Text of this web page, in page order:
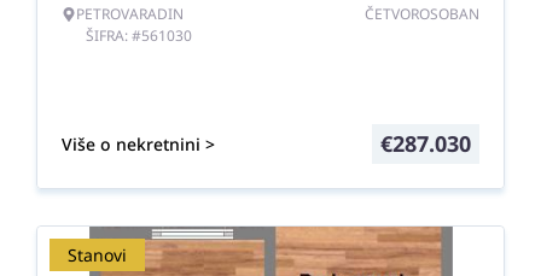
PETROVARADIN
ŠIFRA: #561030
ČETVOROSOBAN
Više o nekretnini > €287.030
Stanovi